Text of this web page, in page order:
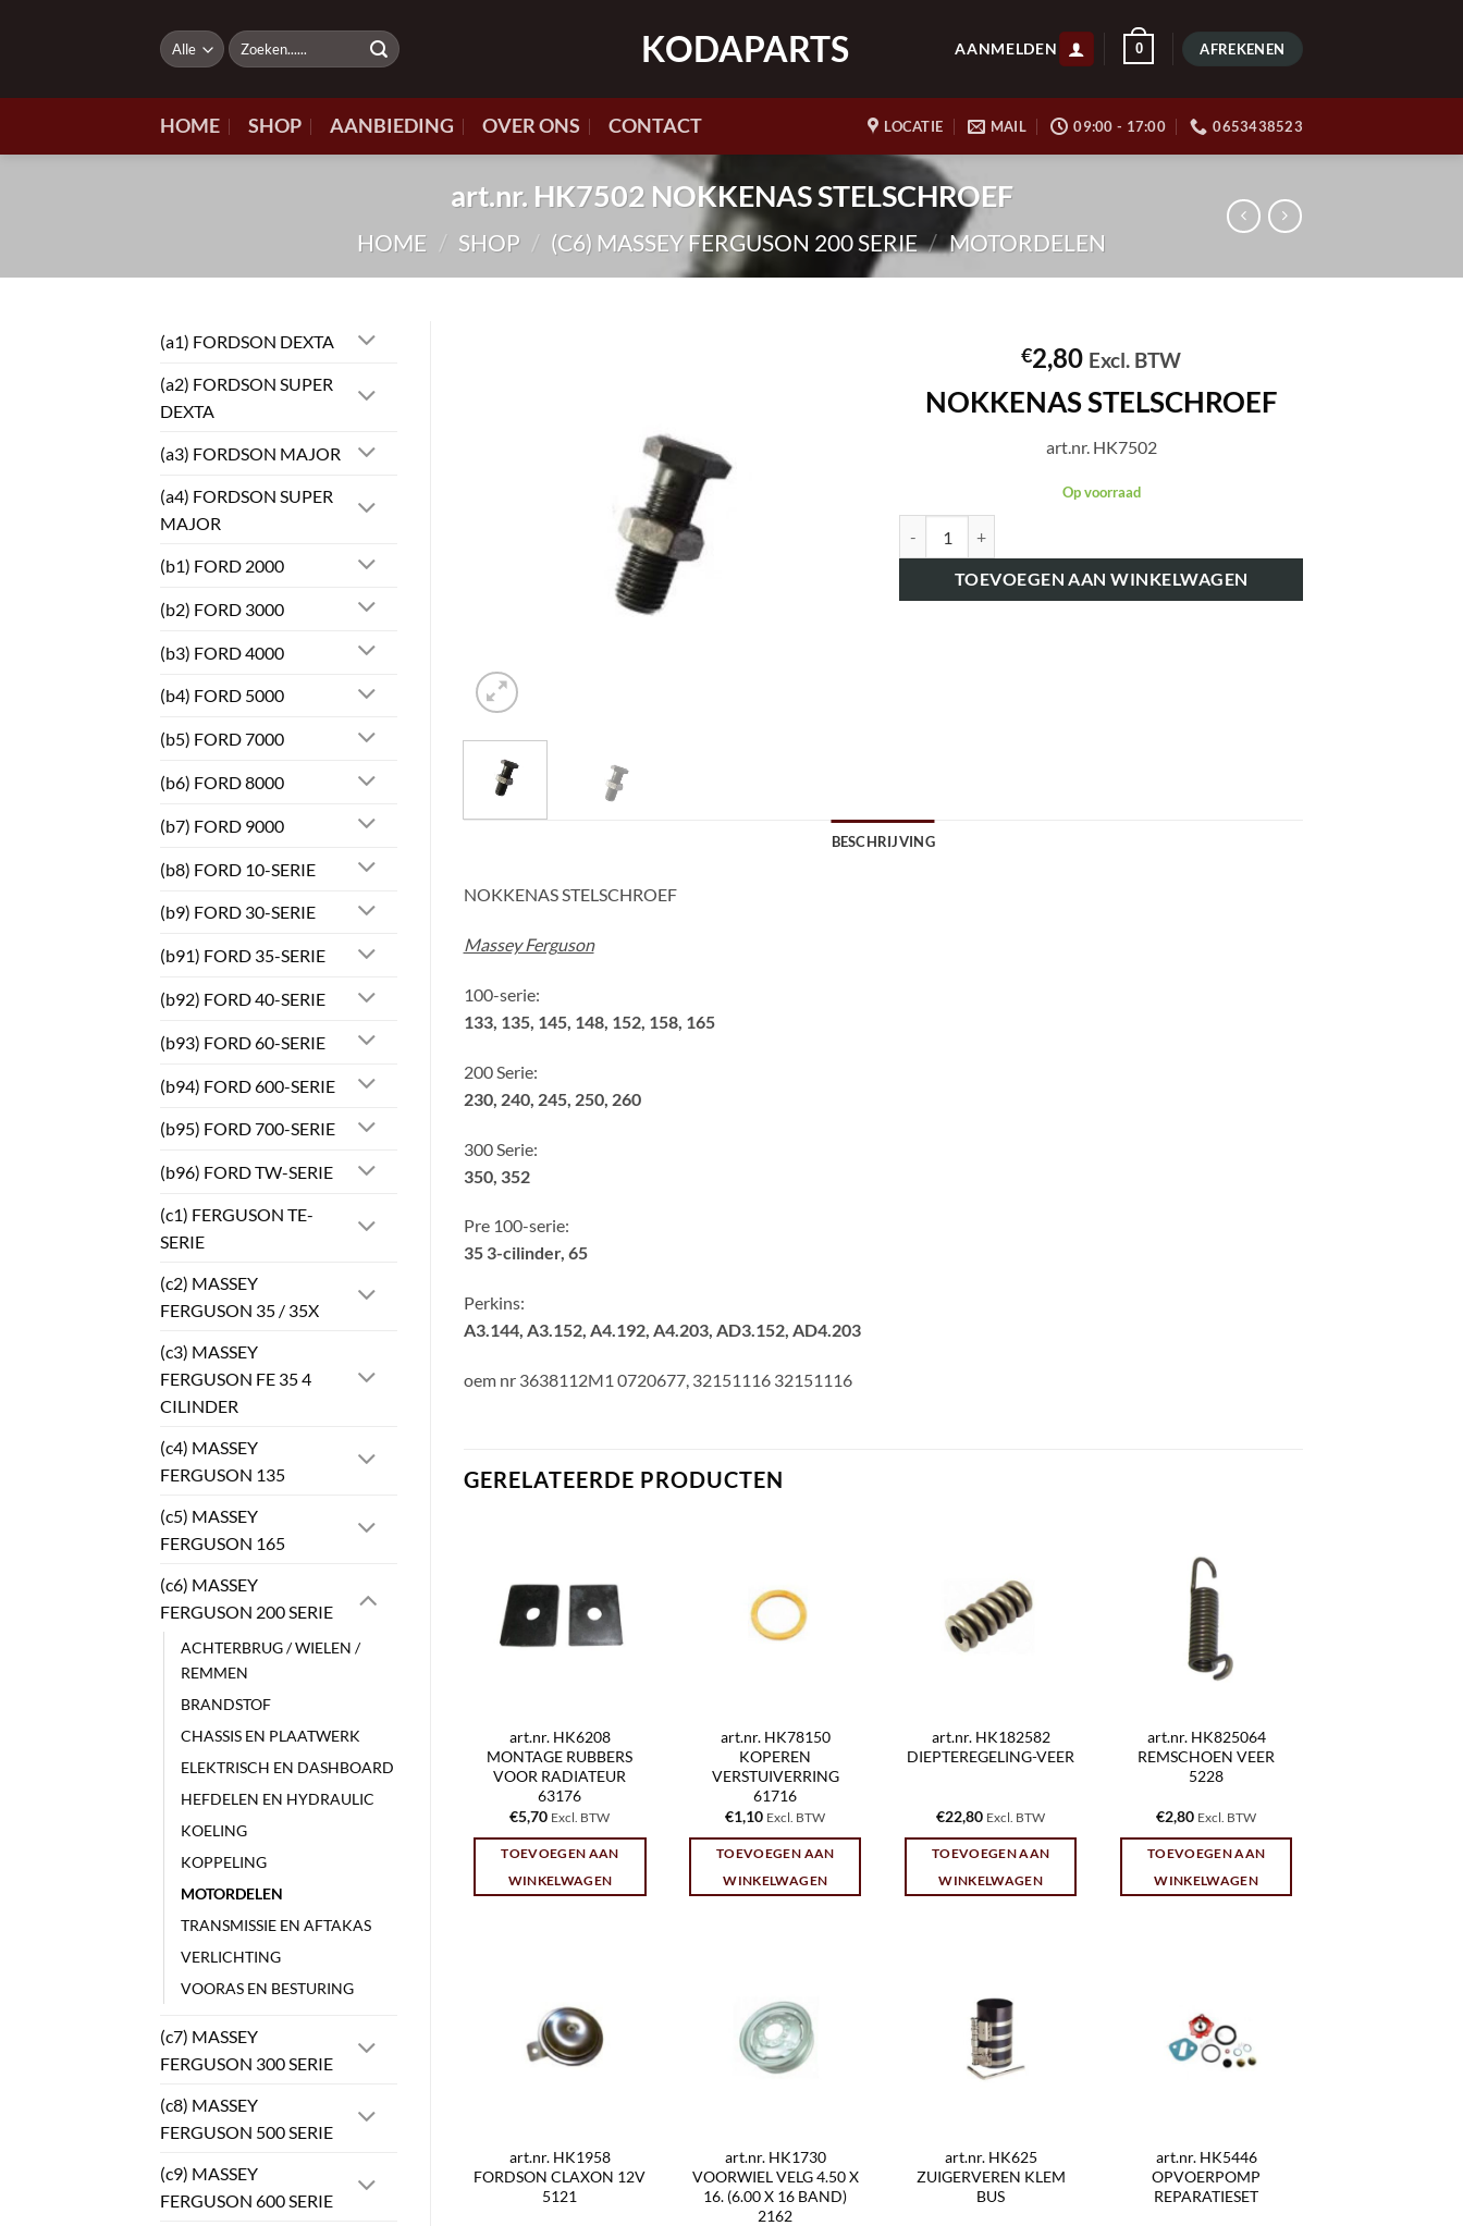
KODAPARTS
Zoeken
naar:
AANMELDEN 0 AFREKENEN
HOME SHOP AANBIEDING OVER ONS CONTACT LOCATIE MAIL 09:00 - 17:00 0653438523
art.nr. HK7502 NOKKENAS STELSCHROEF
HOME / SHOP / (C6) MASSEY FERGUSON 200 SERIE / MOTORDELEN
(a1) FORDSON DEXTA
(a2) FORDSON SUPER
DEXTA
(a3) FORDSON MAJOR
(a4) FORDSON SUPER
MAJOR
(b1) FORD 2000
(b2) FORD 3000
(b3) FORD 4000
(b4) FORD 5000
(b5) FORD 7000
(b6) FORD 8000
(b7) FORD 9000
(b8) FORD 10-SERIE
(b9) FORD 30-SERIE
(b91) FORD 35-SERIE
(b92) FORD 40-SERIE
(b93) FORD 60-SERIE
(b94) FORD 600-SERIE
(b95) FORD 700-SERIE
(b96) FORD TW-SERIE
(c1) FERGUSON TE-
SERIE
(c2) MASSEY
FERGUSON 35 / 35X
(c3) MASSEY
FERGUSON FE 35 4
CILINDER
(c4) MASSEY
FERGUSON 135
(c5) MASSEY
FERGUSON 165
(c6) MASSEY
FERGUSON 200 SERIE
ACHTERBRUG / WIELEN /
REMMEN
BRANDSTOF
CHASSIS EN PLAATWERK
ELEKTRISCH EN DASHBOARD
HEFDELEN EN HYDRAULIC
KOELING
KOPPELING
MOTORDELEN
TRANSMISSIE EN AFTAKAS
VERLICHTING
VOORAS EN BESTURING
(c7) MASSEY
FERGUSON 300 SERIE
(c8) MASSEY
FERGUSON 500 SERIE
(c9) MASSEY
FERGUSON 600 SERIE
€2,80 Excl. BTW
NOKKENAS STELSCHROEF
art.nr. HK7502
Op voorraad
TOEVOEGEN AAN WINKELWAGEN
BESCHRIJVING
NOKKENAS STELSCHROEF
Massey Ferguson
100-serie:
133, 135, 145, 148, 152, 158, 165
200 Serie:
230, 240, 245, 250, 260
300 Serie:
350, 352
Pre 100-serie:
35 3-cilinder, 65
Perkins:
A3.144, A3.152, A4.192, A4.203, AD3.152, AD4.203
oem nr 3638112M1 0720677, 32151116 32151116
GERELATEERDE PRODUCTEN
art.nr. HK6208
MONTAGE RUBBERS
VOOR RADIATEUR
63176
€5,70 Excl. BTW
TOEVOEGEN AAN
WINKELWAGEN
art.nr. HK78150
KOPEREN
VERSTUIVERRING
61716
€1,10 Excl. BTW
TOEVOEGEN AAN
WINKELWAGEN
art.nr. HK182582
DIEPTEREGELING-VEER
€22,80 Excl. BTW
TOEVOEGEN AAN
WINKELWAGEN
art.nr. HK825064
REMSCHOEN VEER
5228
€2,80 Excl. BTW
TOEVOEGEN AAN
WINKELWAGEN
art.nr. HK1958
FORDSON CLAXON 12V
5121
art.nr. HK1730
VOORWIEL VELG 4.50 X
16. (6.00 X 16 BAND)
2162
art.nr. HK625
ZUIGERVEREN KLEM
BUS
art.nr. HK5446
OPVOERPOMP
REPARATIESET